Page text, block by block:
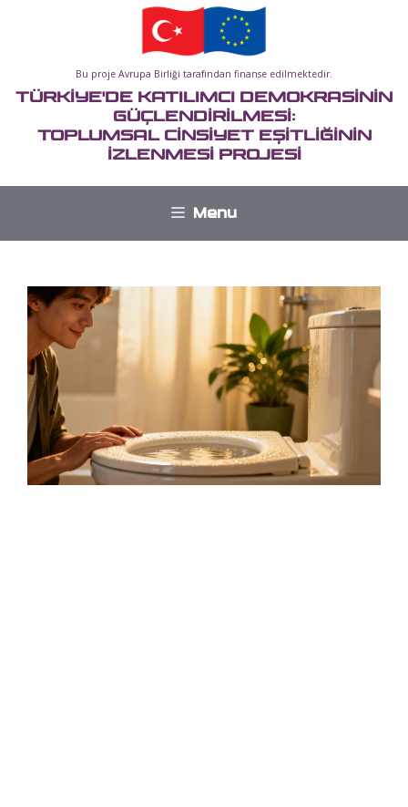
Bu proje Avrupa Birliği tarafından finanse edilmektedir.
TÜRKİYE'DE KATILIMCI DEMOKRASİNİN
GÜÇLENDİRİLMESİ:
TOPLUMSAL CİNSİYET EŞİTLİĞİNİN
İZLENMESİ PROJESİ
Menu